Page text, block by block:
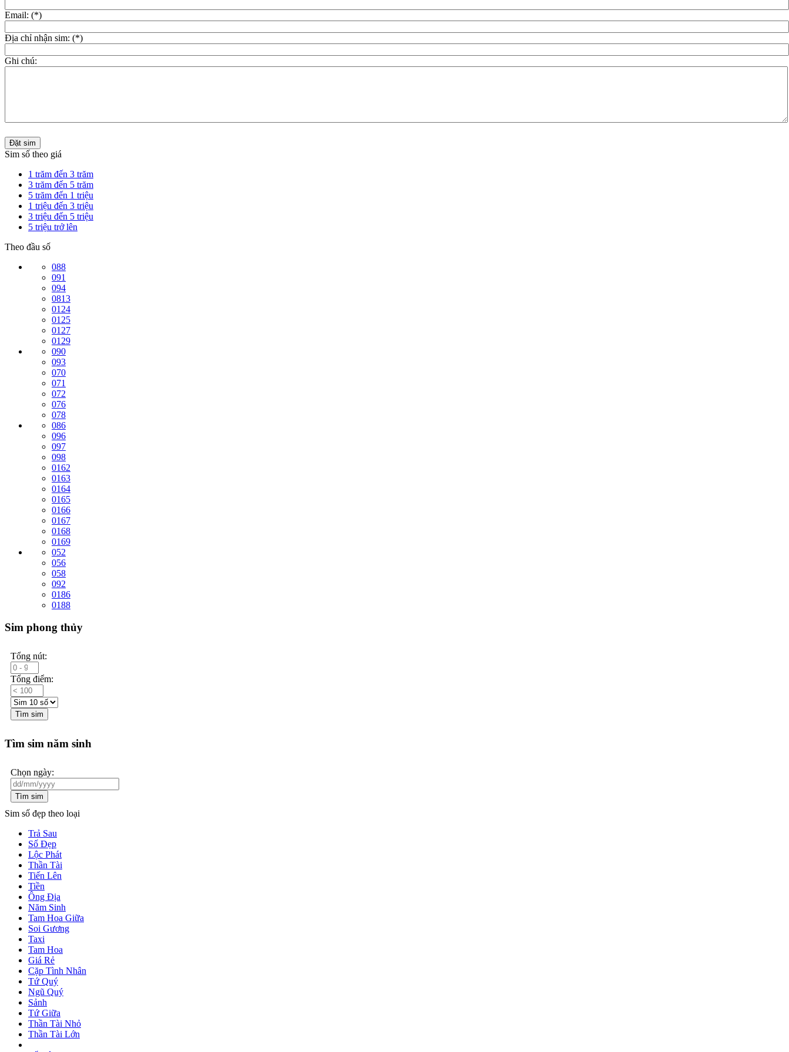
Email: (*)
Địa chỉ nhận sim: (*)
Ghi chú:
Đặt sim
Sim số theo giá
1 trăm đến 3 trăm
3 trăm đến 5 trăm
5 trăm đến 1 triệu
1 triệu đến 3 triệu
3 triệu đến 5 triệu
5 triệu trở lên
Theo đầu số
088
091
094
0813
0124
0125
0127
0129
090
093
070
071
072
076
078
086
096
097
098
0162
0163
0164
0165
0166
0167
0168
0169
052
056
058
092
0186
0188
Sim phong thủy
Tổng nút:
Tổng điểm:
Tìm sim
Tìm sim năm sinh
Chọn ngày:
Tìm sim
Sim số đẹp theo loại
Trả Sau
Số Đẹp
Lộc Phát
Thần Tài
Tiến Lên
Tiền
Ông Địa
Năm Sinh
Tam Hoa Giữa
Soi Gương
Taxi
Tam Hoa
Giá Rẻ
Cặp Tình Nhân
Tứ Quý
Ngũ Quý
Sảnh
Tứ Giữa
Thần Tài Nhỏ
Thần Tài Lớn